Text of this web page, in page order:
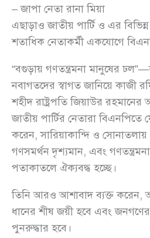
– জাপা নেতা রানা মিয়া
এছাড়াও জাতীয় পার্টি ও এর
শতাধিক নেতাকর্মী একযোগে
“বগুড়ায় গণতন্ত্রমনা মানুষের
নবাগতদের স্বাগত জানিয়ে কাজী
শহীদ রাষ্ট্রপতি জিয়াউর রহমানের
জাতীয় পার্টির নেতারা বিএনপিতে
করেন, সারিয়াকান্দি ও সোনাতলায়
গণসমর্থন দৃশ্যমান, এবং
পতাকাতলে ঐক্যবদ্ধ হচ্ছে।
তিনি আরও আশাবাদ ব্যক্ত করেন,
ধানের শীষ জয়ী হবে এবং জনগণের
পুনরুদ্ধার হবে।